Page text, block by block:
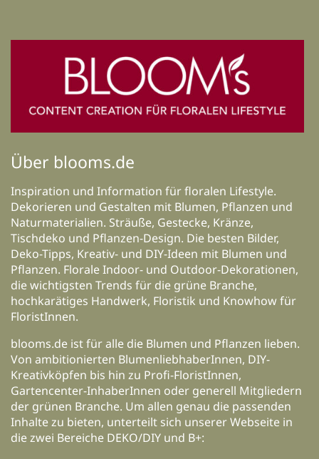
Über blooms.de
Inspiration und Information für floralen Lifestyle.
Dekorieren und Gestalten mit Blumen, Pflanzen und
Naturmaterialien. Sträuße, Gestecke, Kränze,
Tischdeko und Pflanzen-Design. Die besten Bilder,
Deko-Tipps, Kreativ- und DIY-Ideen mit Blumen und
Pflanzen. Florale Indoor- und Outdoor-Dekorationen,
die wichtigsten Trends für die grüne Branche,
hochkarätiges Handwerk, Floristik und Knowhow für
FloristInnen.
blooms.de ist für alle die Blumen und Pflanzen lieben.
Von ambitionierten BlumenliebhaberInnen, DIY-
Kreativköpfen bis hin zu Profi-FloristInnen,
Gartencenter-InhaberInnen oder generell Mitgliedern
der grünen Branche. Um allen genau die passenden
Inhalte zu bieten, unterteilt sich unserer Webseite in
die zwei Bereiche DEKO/DIY und B+: